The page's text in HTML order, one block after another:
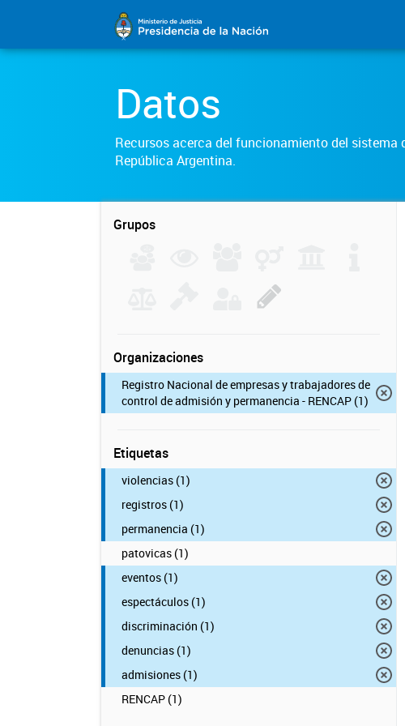
Datos
Recursos acerca del funcionamiento del sistema
República Argentina.
Grupos
Organizaciones
Registro Nacional de empresas y trabajadores de
control de admisión y permanencia - RENCAP (1)
Etiquetas
violencias (1)
registros (1)
permanencia (1)
patovicas (1)
eventos (1)
espectáculos (1)
discriminación (1)
denuncias (1)
admisiones (1)
RENCAP (1)